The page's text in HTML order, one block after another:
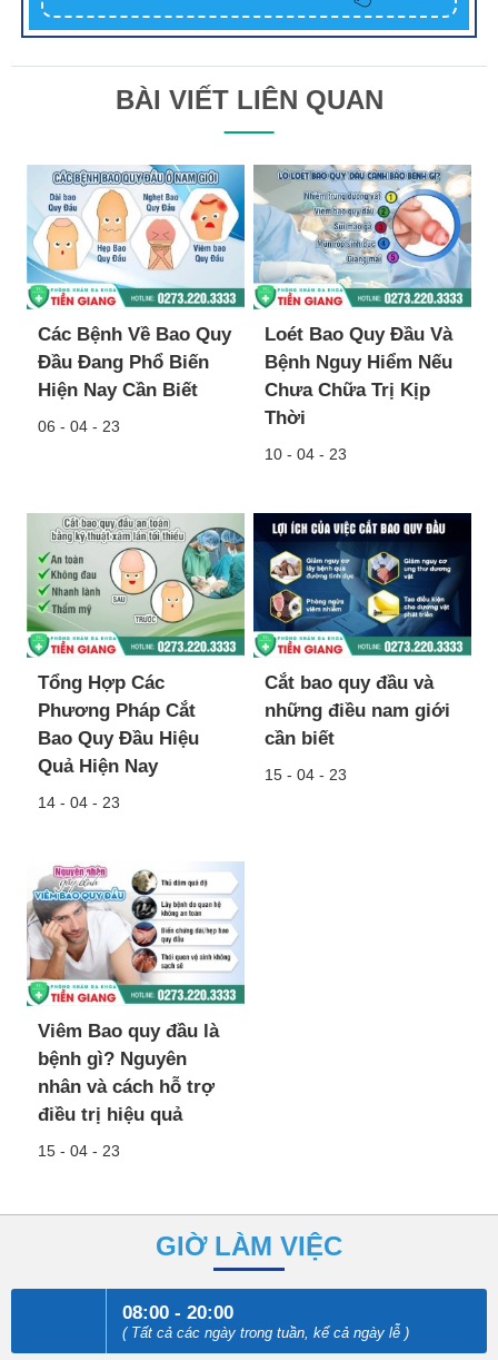
BÀI VIẾT LIÊN QUAN
Các Bệnh Về Bao Quy
Đầu Đang Phổ Biến
Hiện Nay Cần Biết
06 - 04 - 23
Loét Bao Quy Đầu Và
Bệnh Nguy Hiểm Nếu
Chưa Chữa Trị Kịp
Thời
10 - 04 - 23
Tổng Hợp Các
Phương Pháp Cắt
Bao Quy Đầu Hiệu
Quả Hiện Nay
14 - 04 - 23
Cắt bao quy đầu và
những điều nam giới
cần biết
15 - 04 - 23
Viêm Bao quy đầu là
bệnh gì? Nguyên
nhân và cách hỗ trợ
điều trị hiệu quả
15 - 04 - 23
GIỜ LÀM VIỆC
08:00 - 20:00
( Tất cả các ngày trong tuần, kể cả ngày lễ )